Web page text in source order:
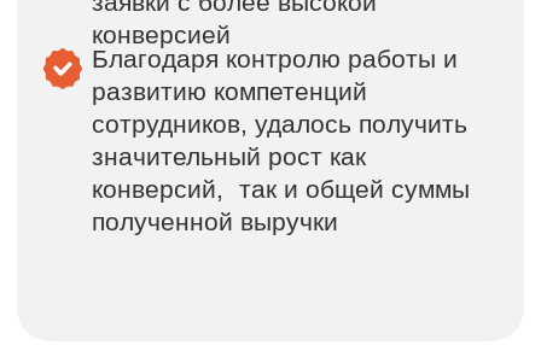
Сформирована стратегия продаж
Внедрена система эффективного
контроля и отчетности с
дашбордом отдела продаж
Организованы регулярные
планёрки и контроль пайплайна по
ведению клиентов
Разработаны дожимные
элементы, презентационные
материалы, шаблоны писем и
офферы